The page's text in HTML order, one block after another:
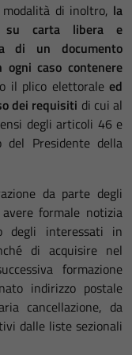
di inoltro, la
su carta libera e
di un documento
ogni caso contenere
il plico elettoraleed
dei requisiti di cui al
degli articoli 46 e
Presidente della
da parte degli
formale notizia
degli interessati in
di acquisire nel
formazione
indirizzo postale
cancellazione, da
dalle liste sezionali